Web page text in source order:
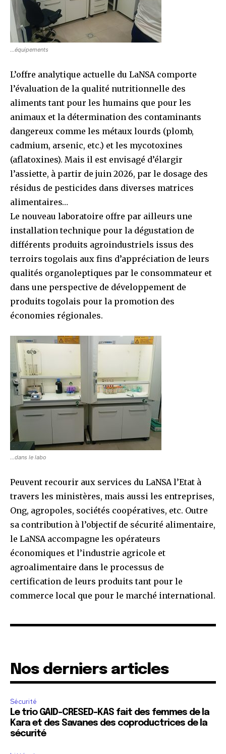
…équipements
L’offre analytique actuelle du LaNSA comporte
l’évaluation de la qualité nutritionnelle des
aliments tant pour les humains que pour les
animaux et la détermination des contaminants
dangereux comme les métaux lourds (plomb,
cadmium, arsenic, etc.) et les mycotoxines
(aflatoxines). Mais il est envisagé d’élargir
l’assiette, à partir de juin 2026, par le dosage des
résidus de pesticides dans diverses matrices
alimentaires…
Le nouveau laboratoire offre par ailleurs une
installation technique pour la dégustation de
différents produits agroindustriels issus des
terroirs togolais aux fins d’appréciation de leurs
qualités organoleptiques par le consommateur et
dans une perspective de développement de
produits togolais pour la promotion des
économies régionales.
…dans le labo
Peuvent recourir aux services du LaNSA l’Etat à
travers les ministères, mais aussi les entreprises,
Ong, agropoles, sociétés coopératives, etc. Outre
sa contribution à l’objectif de sécurité alimentaire,
le LaNSA accompagne les opérateurs
économiques et l’industrie agricole et
agroalimentaire dans le processus de
certification de leurs produits tant pour le
commerce local que pour le marché international.
Nos derniers articles
Sécurité
Le trio GAID-CRESED-KAS fait des femmes de la
Kara et des Savanes des coproductrices de la
sécurité